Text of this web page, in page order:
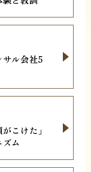
ル会社5
こけた」
ム